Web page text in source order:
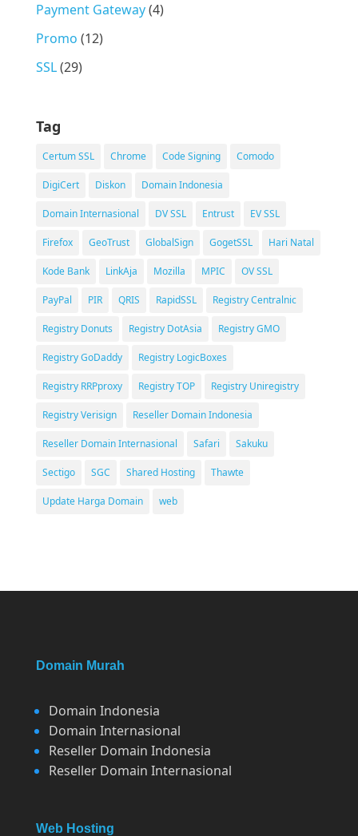
Payment Gateway(4)
Promo (12)
SSL(29)
Tag
Certum SSL Chrome Code Signing Comodo
DigiCert Diskon Domain Indonesia
Domain Internasional DV SSL Entrust EV SSL
Firefox GeoTrust GlobalSign GogetSSL Hari Natal
Kode Bank LinkAja Mozilla MPIC OV SSL
PayPal PIR QRIS RapidSSL Registry Centralnic
Registry Donuts Registry DotAsia Registry GMO
Registry GoDaddy Registry LogicBoxes
Registry RRPproxy Registry TOP Registry Uniregistry
Registry Verisign Reseller Domain Indonesia
Reseller Domain Internasional Safari Sakuku
Sectigo SGC Shared Hosting Thawte
Update Harga Domain web
Domain Murah
Domain Indonesia
Domain Internasional
Reseller Domain Indonesia
Reseller Domain Internasional
Web Hosting